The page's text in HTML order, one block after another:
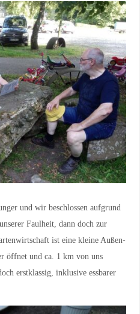
und wir beschlossen aufgrund
Faulheit, dann doch zur
ist eine kleine Außen-
öffnet und ca. 1 km von uns
erstklassig, inklusive essbarer